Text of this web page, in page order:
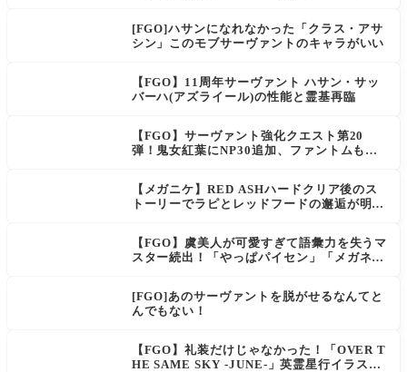
[FGO]ハサンになれなかった「クラス・アサ
シン」このモブサーヴァントのキャラがいい
【FGO】11周年サーヴァント ハサン・サッ
バーハ(アズライール)の性能と霊基再臨
【FGO】サーヴァント強化クエスト第20
弾！鬼女紅葉にNP30追加、ファントムも大
【メガニケ】RED ASHハードクリア後のス
トーリーでラピとレッドフードの邂逅が明か
【FGO】虞美人が可愛すぎて語彙力を失うマ
スター続出！「やっぱパイセン」「メガネよ
[FGO]あのサーヴァントを脱がせるなんてと
んでもない！
【FGO】礼装だけじゃなかった！「OVER T
HE SAME SKY -JUNE-」英霊星行イラスト